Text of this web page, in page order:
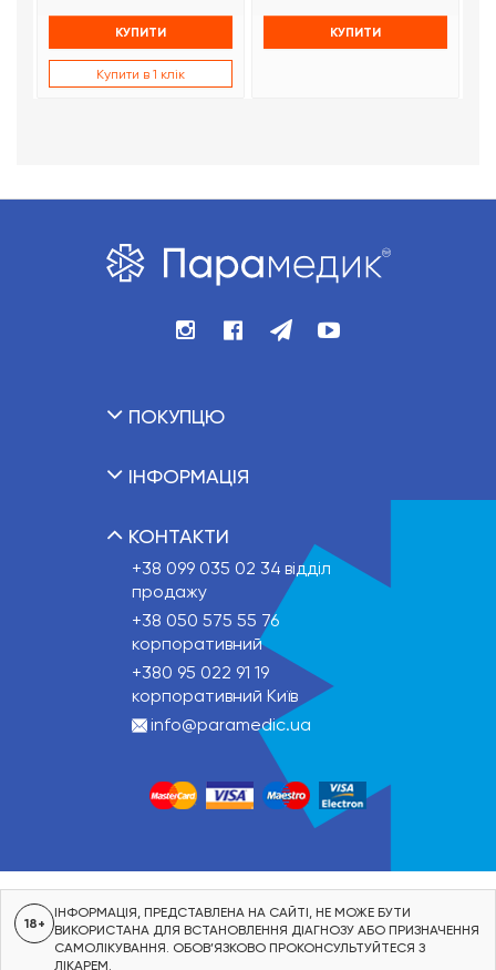
КУПИТИ
Купити в 1 клік
КУПИТИ
ПОКУПЦЮ
ІНФОРМАЦІЯ
КОНТАКТИ
+38 099 035 02 34 відділ
продажу
+38 050 575 55 76
корпоративний
+380 95 022 91 19
корпоративний Київ
info@paramedic.ua
18+
ІНФОРМАЦІЯ, ПРЕДСТАВЛЕНА НА САЙТІ, НЕ МОЖЕ БУТИ
ВИКОРИСТАНА ДЛЯ ВСТАНОВЛЕННЯ ДІАГНОЗУ АБО ПРИЗНАЧЕННЯ
САМОЛІКУВАННЯ. ОБОВ’ЯЗКОВО ПРОКОНСУЛЬТУЙТЕСЯ З
ЛІКАРЕМ.